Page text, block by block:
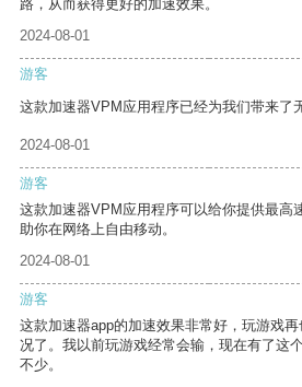
路，从而获得更好的加速效果。
2024-08-01
游客
这款加速器VPM应用程序已经为我们带来了
2024-08-01
游客
这款加速器VPM应用程序可以给你提供最高
助你在网络上自由移动。
2024-08-01
游客
这款加速器app的加速效果非常好，玩游戏
况了。我以前玩游戏经常会输，现在有了这
不少。